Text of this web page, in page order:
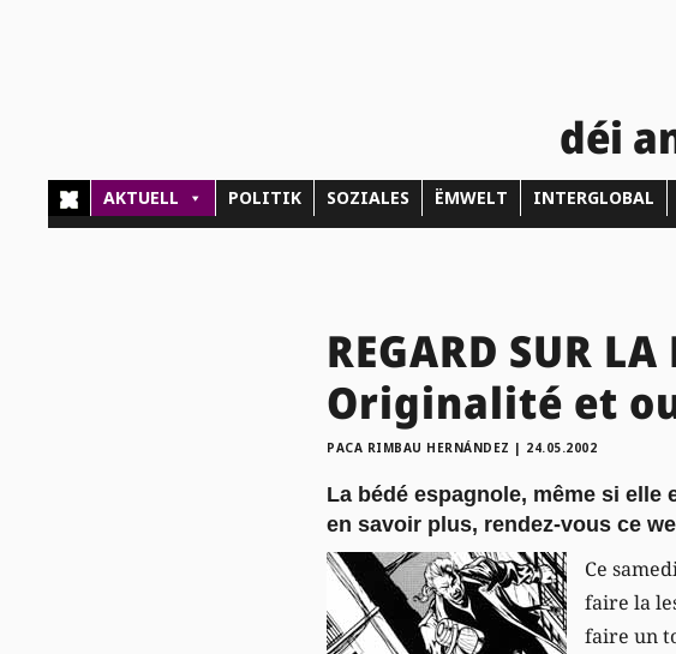
déi
AKTUELL POLITIK SOZIALES ËMWELT INTERGLOBAL
REGARD SUR LA
Originalité et
PACA RIMBAU HERNÁNDEZ | 24.05.2002
La bédé espagnole, même si
en savoir plus, rendez-vous ce
Ce
faire la
faire un